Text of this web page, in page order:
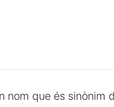
nom que és sinònim